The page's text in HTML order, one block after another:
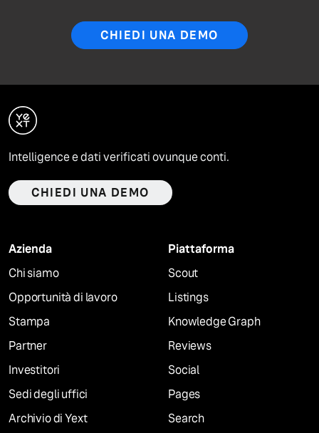
CHIEDI UNA DEMO
Intelligence e dati verificati ovunque conti.
CHIEDI UNA DEMO
Azienda
Chi siamo
Opportunità di lavoro
Stampa
Partner
Investitori
Sedi degli uffici
Archivio di Yext
Piattaforma
Scout
Listings
Knowledge Graph
Reviews
Social
Pages
Search